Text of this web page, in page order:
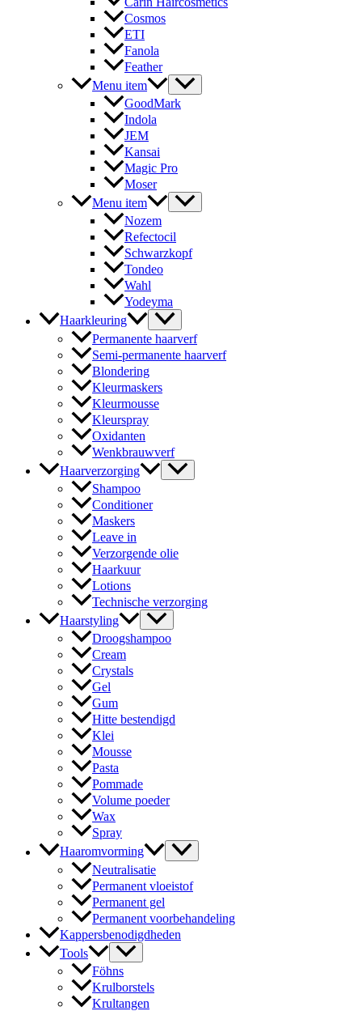
Cosmos
ETI
Fanola
Feather
Menu item
GoodMark
Indola
JEM
Kansai
Magic Pro
Moser
Menu item
Nozem
Refectocil
Schwarzkopf
Tondeo
Wahl
Yodeyma
Haarkleuring
Permanente haarverf
Semi-permanente haarverf
Blondering
Kleurmaskers
Kleurmousse
Kleurspray
Oxidanten
Wenkbrauwverf
Haarverzorging
Shampoo
Conditioner
Maskers
Leave in
Verzorgende olie
Haarkuur
Lotions
Technische verzorging
Haarstyling
Droogshampoo
Cream
Crystals
Gel
Gum
Hitte bestendigd
Klei
Mousse
Pasta
Pommade
Volume poeder
Wax
Spray
Haaromvorming
Neutralisatie
Permanent vloeistof
Permanent gel
Permanent voorbehandeling
Kappersbenodigdheden
Tools
Föhns
Krulborstels
Krultangen